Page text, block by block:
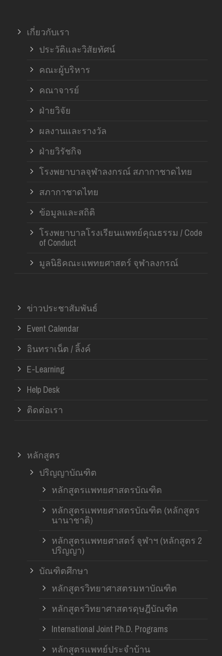
เกี่ยวกับเรา
ประวัติและวิสัยทัศน์
คณะผู้บริหาร
คณาจารย์
ฝ่ายวิจัย
ผลงานและรางวัล
ฝ่ายวิรัชกิจ
โรงพยาบาลจุฬาลงกรณ์ สภากาชาดไทย
สภากาชาดไทย
ข้อมูลและสถิติ
โรงพยาบาลโรงเรียนแพทย์คุณธรรม / Code
of Conduct
มูลนิธิคณะแพทยศาสตร์ จุฬาลงกรณ์
ข่าวประชาสัมพันธ์
Event Calendar
อินทราเน็ต / ลิ้งค์
E-Learning
Help Desk
ติดต่อเรา
หลักสูตร
ปริญญาบัณฑิต
หลักสูตรแพทยศาสตรบัณฑิต
หลักสูตรแพทยศาสตรบัณฑิต (หลักสูตร
นานาชาติ)
หลักสูตรแพทยศาสตร์ จุฬาฯ (หลักสูตร 2
ปริญญา)
บัณฑิตศึกษา
หลักสูตรวิทยาศาสตรมหาบัณฑิต
หลักสูตรวิทยาศาสตรดุษฎีบัณฑิต
International Joint Ph.D. Programs
หลักสูตรแพทย์ประจำบ้าน